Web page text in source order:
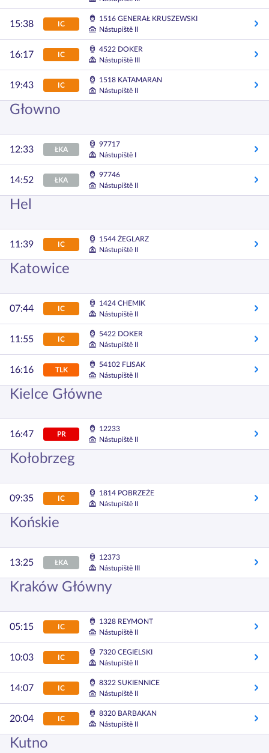
15:38 IC
1516 GENERAŁ KRUSZEWSKI
Nástupiště II
16:17 IC
4522 DOKER
Nástupiště III
19:43 IC
1518 KATAMARAN
Nástupiště II
Głowno
12:33 ŁKA
97717
Nástupiště I
14:52 ŁKA
97746
Nástupiště II
Hel
11:39 IC
1544 ŻEGLARZ
Nástupiště II
Katowice
07:44 IC
1424 CHEMIK
Nástupiště II
11:55 IC
5422 DOKER
Nástupiště II
16:16 TLK
54102 FLISAK
Nástupiště II
Kielce Główne
16:47 PR
12233
Nástupiště II
Kołobrzeg
09:35 IC
1814 POBRZEŻE
Nástupiště II
Końskie
13:25 ŁKA
12373
Nástupiště III
Kraków Główny
05:15 IC
1328 REYMONT
Nástupiště II
10:03 IC
7320 CEGIELSKI
Nástupiště II
14:07 IC
8322 SUKIENNICE
Nástupiště II
20:04 IC
8320 BARBAKAN
Nástupiště II
Kutno